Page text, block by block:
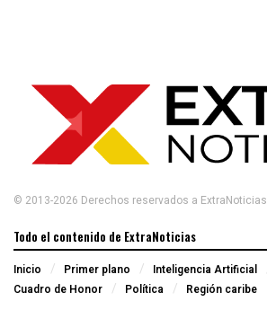
© 2013-2026 Derechos reservados a ExtraNoticias
Todo el contenido de ExtraNoticias
Inicio Primer plano Inteligencia Artificial
Cuadro de Honor
Política Región caribe